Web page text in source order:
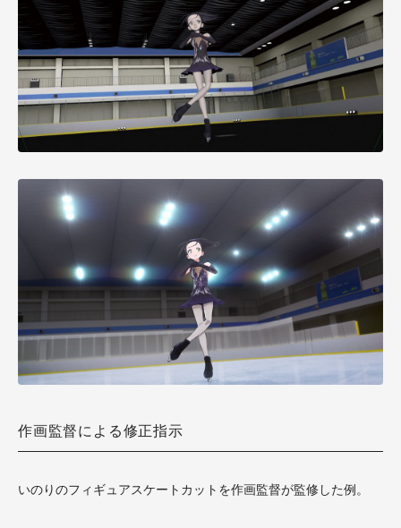
作画監督による修正指示
いのりのフィギュアスケートカットを作画監督が監修した例。